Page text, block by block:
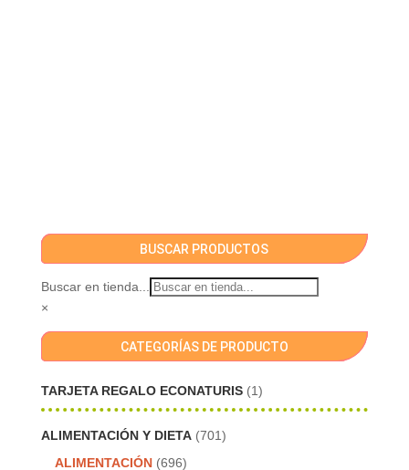
BUSCAR PRODUCTOS
Buscar en tienda...
×
CATEGORÍAS DE PRODUCTO
TARJETA REGALO ECONATURIS (1)
ALIMENTACIÓN Y DIETA (701)
ALIMENTACIÓN (696)